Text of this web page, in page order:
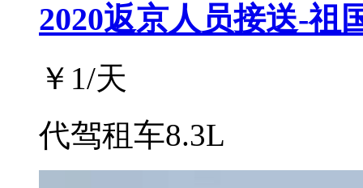
2020返京人员接送-祖
￥ 1/天
代驾租车8.3L